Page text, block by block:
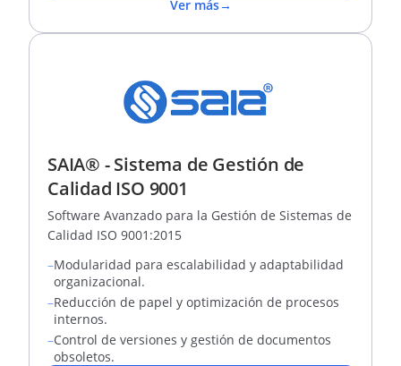
Ver más→
SAIA® - Sistema de Gestión de
Calidad ISO 9001
Software Avanzado para la Gestión de Sistemas de
Calidad ISO 9001:2015
–Modularidad para escalabilidad y adaptabilidad
organizacional.
–Reducción de papel y optimización de procesos
internos.
–Control de versiones y gestión de documentos
obsoletos.